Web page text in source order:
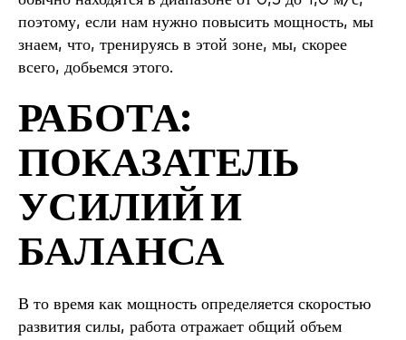
поэтому, если нам нужно повысить мощность, мы
знаем, что, тренируясь в этой зоне, мы, скорее
всего, добьемся этого.
РАБОТА:
ПОКАЗАТЕЛЬ
УСИЛИЙ И
БАЛАНСА
В то время как мощность определяется скоростью
развития силы, работа отражает общий объем